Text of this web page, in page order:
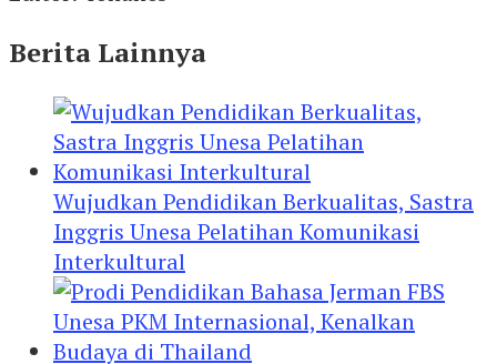
Berita Lainnya
Wujudkan Pendidikan Berkualitas, Sastra
Inggris Unesa Pelatihan Komunikasi
Interkultural